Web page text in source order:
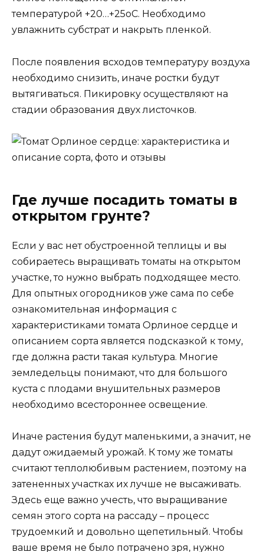
температурой +20…+25оС. Необходимо
увлажнить субстрат и накрыть пленкой.
После появления всходов температуру воздуха
необходимо снизить, иначе ростки будут
вытягиваться. Пикировку осуществляют на
стадии образования двух листочков.
Где лучше посадить томаты в
открытом грунте?
Если у вас нет обустроенной теплицы и вы
собираетесь выращивать томаты на открытом
участке, то нужно выбрать подходящее место.
Для опытных огородников уже сама по себе
ознакомительная информация с
характеристиками томата Орлиное сердце и
описанием сорта является подсказкой к тому,
где должна расти такая культура. Многие
земледельцы понимают, что для большого
куста с плодами внушительных размеров
необходимо всестороннее освещение.
Иначе растения будут маленькими, а значит, не
дадут ожидаемый урожай. К тому же томаты
считают теплолюбивым растением, поэтому на
затененных участках их лучше не высаживать.
Здесь еще важно учесть, что выращивание
семян этого сорта на рассаду – процесс
трудоемкий и довольно щепетильный. Чтобы
ваше время не было потрачено зря, нужно